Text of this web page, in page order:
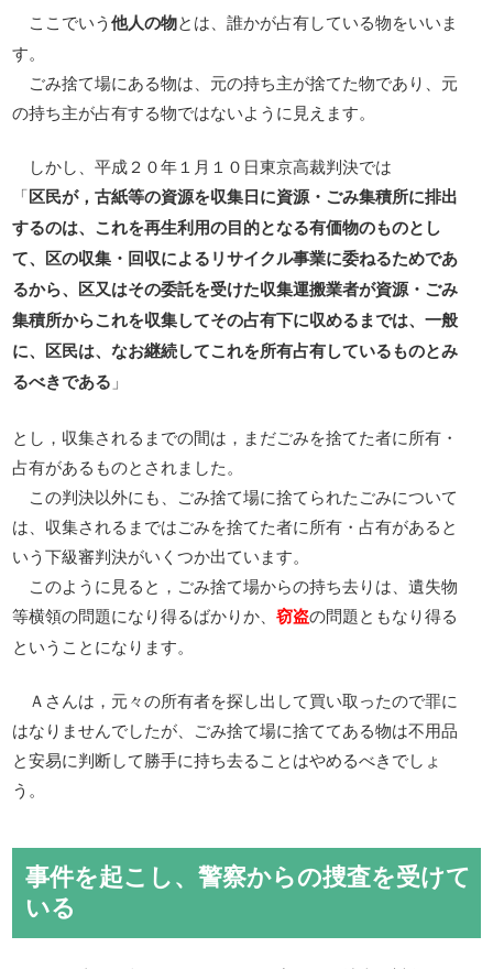
ここでいう他人の物とは、誰かが占有している物をいいま
す。
ごみ捨て場にある物は、元の持ち主が捨てた物であり、元
の持ち主が占有する物ではないように見えます。
しかし、平成２０年１月１０日東京高裁判決では
「区民が，古紙等の資源を収集日に資源・ごみ集積所に排出
するのは、 これを再生利用の目的となる有価物のものとし
て、 区の収集・回収によるリサイクル事業に委ねるためであ
るから、区又はその委託を受けた収集運搬業者が資源・ごみ
集積所からこれを収集してその占有下に収めるまでは、一般
に、区民は、なお継続してこれを所有占有しているものとみ
るべきである 」
とし，収集されるまでの間は，まだごみを捨てた者に所有・
占有があるものとされました。
この判決以外にも、ごみ捨て場に捨てられたごみについて
は、収集されるまではごみを捨てた者に所有・占有があると
いう下級審判決がいくつか出ています。
このように見ると，ごみ捨て場からの持ち去りは、遺失物
等横領の問題になり得るばかりか、窃盗の問題ともなり得る
ということになります。
Ａさんは，元々の所有者を探し出して買い取ったので罪に
はなりませんでしたが、ごみ捨て場に捨ててある物は不用品
と安易に判断して勝手に持ち去ることはやめるべきでしょ
う。
事件を起こし、警察からの捜査を受けて
いる